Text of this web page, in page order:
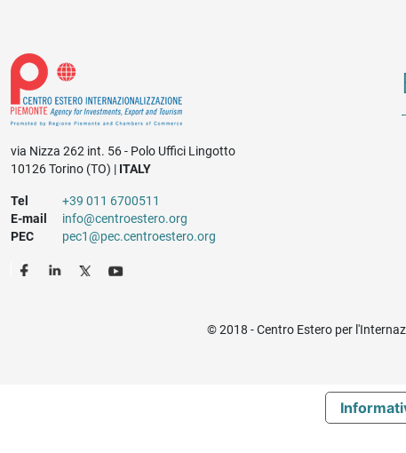
via Nizza 262 int. 56 - Polo Uffici Lingotto
10126 Torino (TO) | ITALY
Tel
+39 011 6700511
E-mail
info@centroestero.org
PEC
pec1@pec.centroestero.org
© 2018 - Centro Estero per